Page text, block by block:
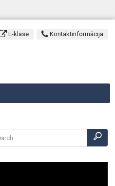
E-klase Kontaktinformācija